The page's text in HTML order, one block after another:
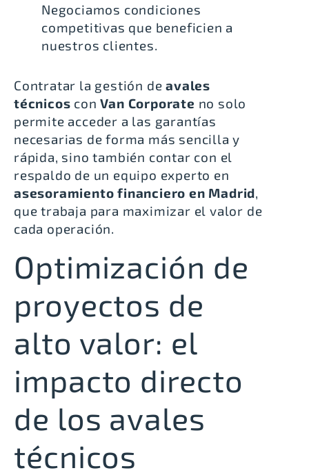
Negociamos condiciones
competitivas que beneficien a
nuestros clientes.
Contratar la gestión deavales
técnicos conVan Corporate no solo
permite acceder a las garantías
necesarias de forma más sencilla y
rápida, sino también contar con el
respaldo de un equipo experto en
asesoramiento financiero en Madrid,
que trabaja para maximizar el valor de
cada operación.
Optimización de
proyectos de
alto valor: el
impacto directo
de los avales
técnicos